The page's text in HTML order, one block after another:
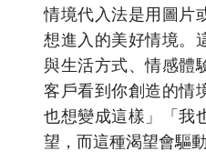
情境代入法是用圖片
想進入的美好情境。
與生活方式、情感體
客戶看到你創造的情
也想變成這樣」「我
望，而這種渴望會驅